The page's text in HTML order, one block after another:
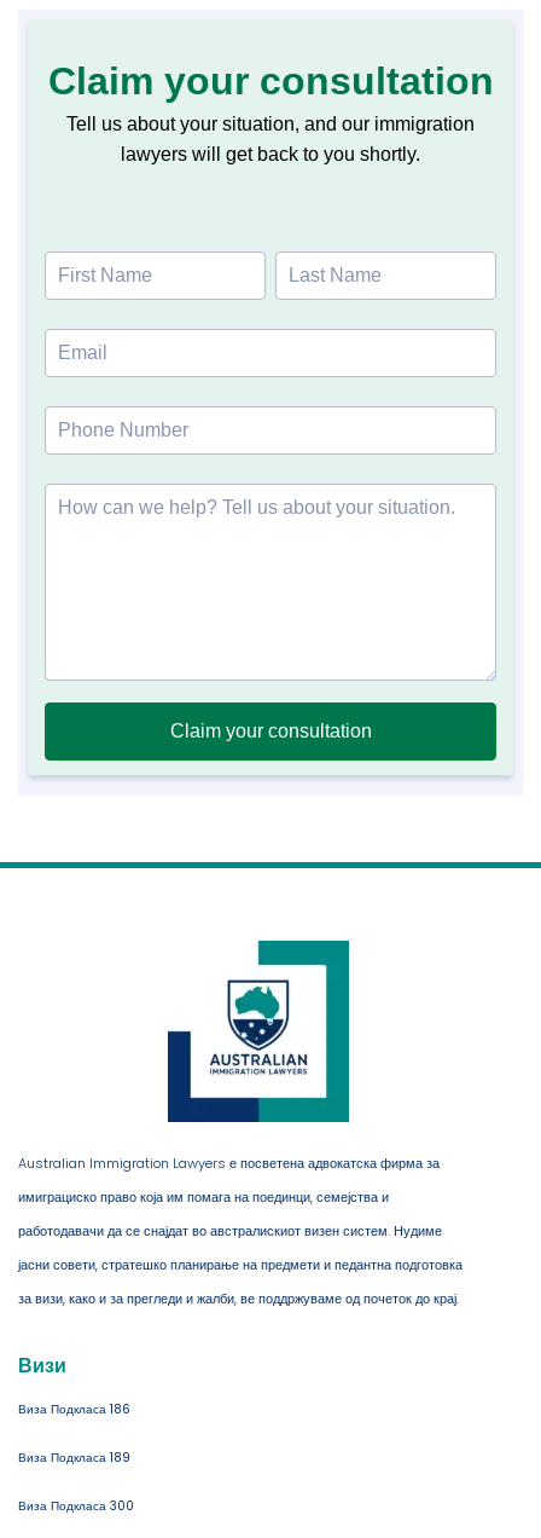
Australian Immigration Lawyers е посветена адвокатска фирма за
имиграциско право која им помага на поединци, семејства и
работодавачи да се снајдат во австралискиот визен систем. Нудиме
јасни совети, стратешко планирање на предмети и педантна подготовка
за визи, како и за прегледи и жалби, ве поддржуваме од почеток до крај.
Визи
Виза Подкласа 186
Виза Подкласа 189
Виза Подкласа 300